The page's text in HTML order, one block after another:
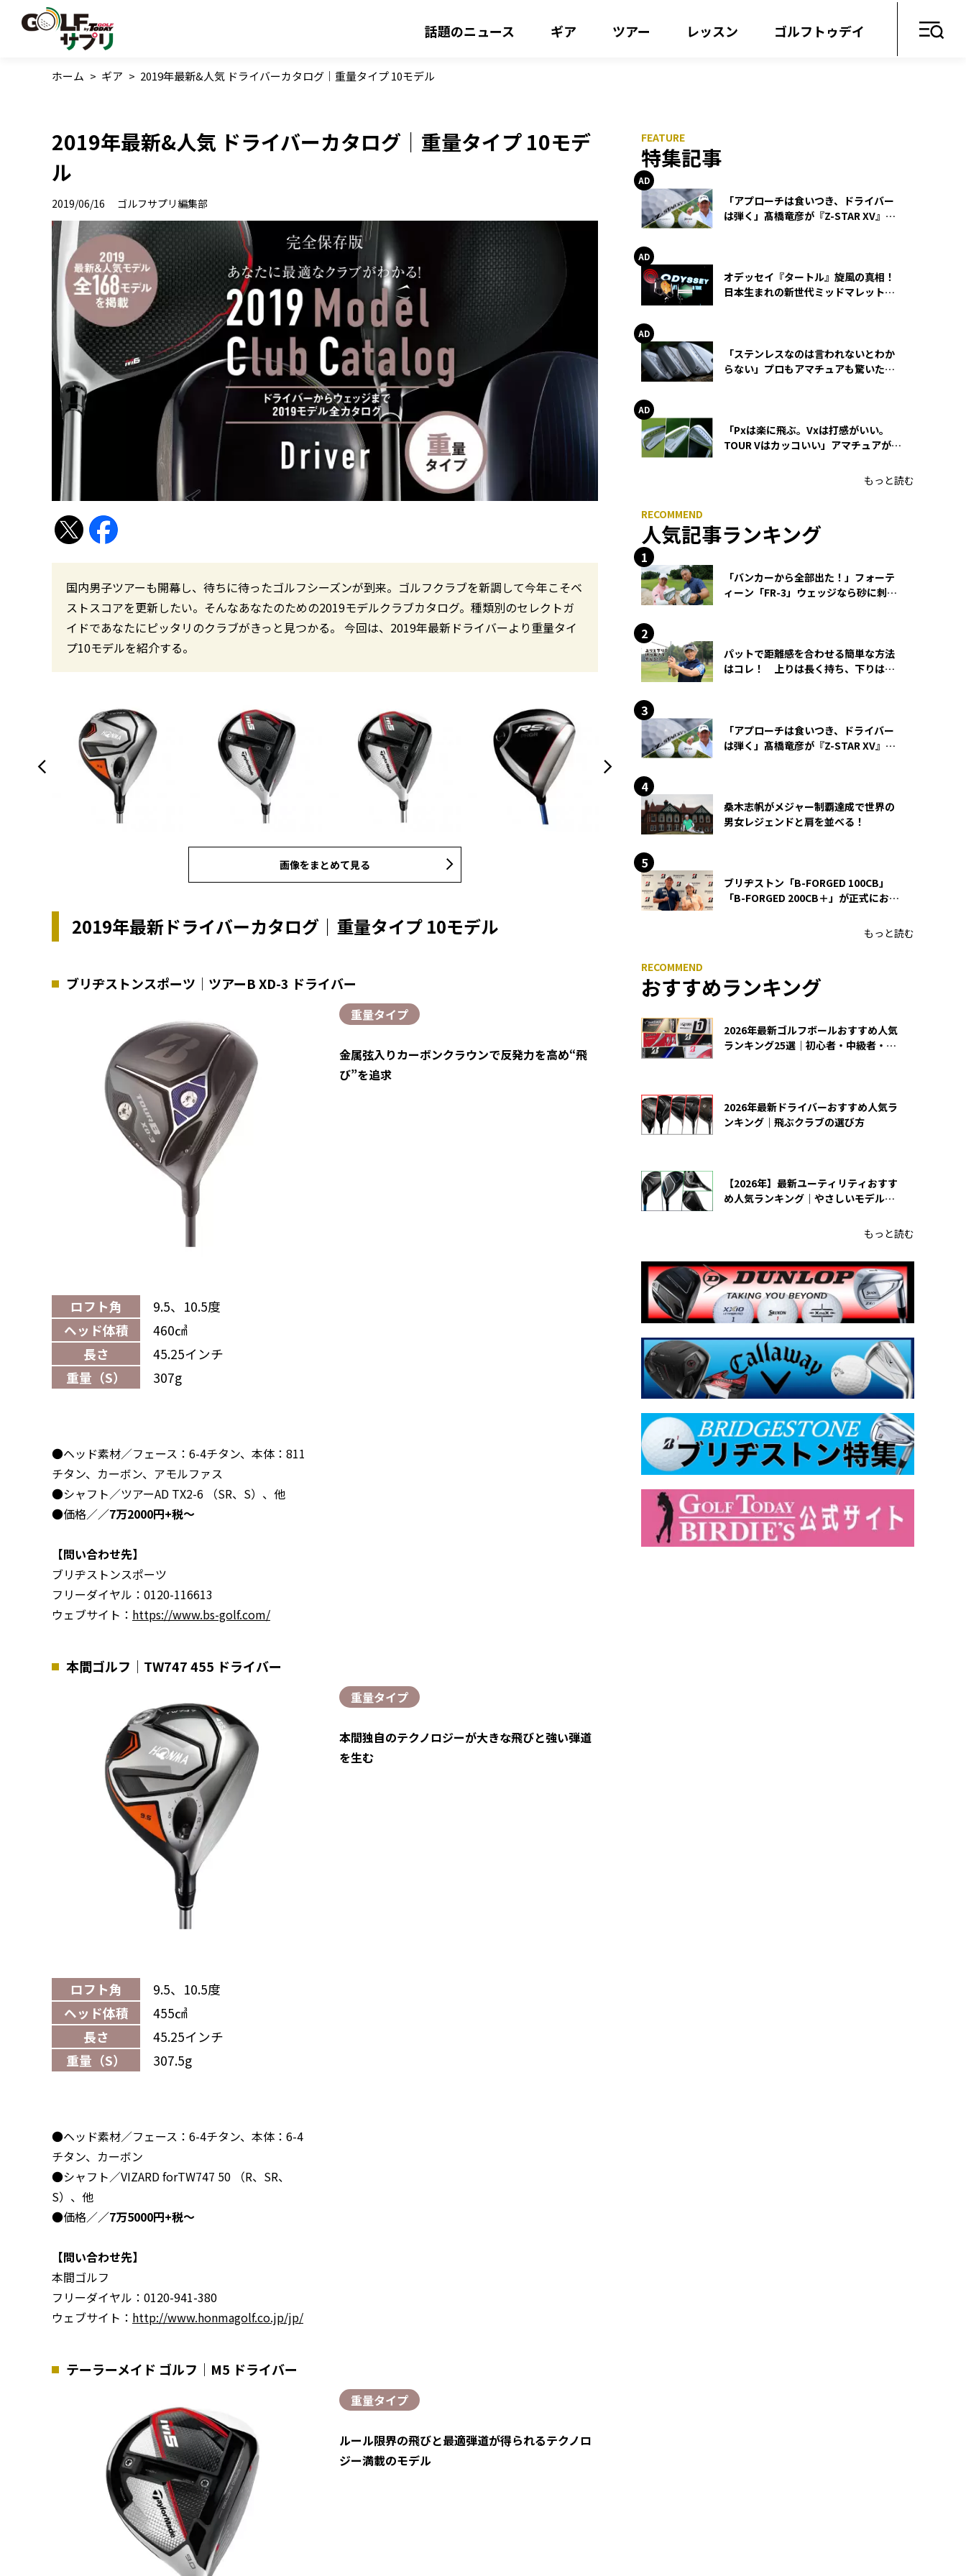
話題のニュース ギア ツアー レッスン ゴルフトゥデイ
ホーム > ギア > 2019年最新&人気 ドライバーカタログ｜重量タイプ 10モデル
2019年最新&人気 ドライバーカタログ｜重量タイプ 10モデ
ル
2019/06/16 ゴルフサプリ編集部
国内男子ツアーも開幕し、待ちに待ったゴルフシーズンが到来。ゴルフクラブを新調して今年こそベ
ストスコアを更新したい。そんなあなたのための2019モデルクラブカタログ。種類別のセレクトガ
イドであなたにピッタリのクラブがきっと見つかる。 今回は、2019年最新ドライバーより重量タイ
プ10モデルを紹介する。
画像をまとめて見る
2019年最新ドライバーカタログ｜重量タイプ 10モデル
ブリヂストンスポーツ｜ツアーB XD-3 ドライバー
重量タイプ
金属弦入りカーボンクラウンで反発力を高め“飛
び”を追求
ロフト角
9.5、10.5度
ヘッド体積
460㎤
長さ
45.25インチ
重量（S）
307g
●ヘッド素材／フェース：6-4チタン、本体：811
チタン、カーボン、アモルファス
●シャフト／ツアーAD TX2-6 （SR、S）、他
●価格／／7万2000円+税～
【問い合わせ先】
ブリヂストンスポーツ
フリーダイヤル：0120-116613
ウェブサイト： https://www.bs-golf.com/
本間ゴルフ｜TW747 455 ドライバー
重量タイプ
本間独自のテクノロジーが大きな飛びと強い弾道
を生む
ロフト角
9.5、10.5度
ヘッド体積
455㎤
長さ
45.25インチ
重量（S）
307.5g
●ヘッド素材／フェース：6-4チタン、本体：6-4
チタン、カーボン
●シャフト／VIZARD forTW747 50 （R、SR、
S）、他
●価格／／7万5000円+税～
【問い合わせ先】
本間ゴルフ
フリーダイヤル：0120-941-380
ウェブサイト： http://www.honmagolf.co.jp/jp/
テーラーメイド ゴルフ｜M5 ドライバー
重量タイプ
ルール限界の飛びと最適弾道が得られるテクノロ
ジー満載のモデル
特集記事
「アプローチは食いつき、ドライバー
は弾く」髙橋竜彦が『Z-STAR XV』を
オデッセイ『タートル』旋風の真相！
日本生まれの新世代ミッドマレットが
「ステンレスなのは言われないとわか
らない」プロもアマチュアも驚いた
「Pxは楽に飛ぶ。Vxは打感がいい。
TOUR Vはカッコいい」アマチュアが選
もっと読む
人気記事ランキング
「バンカーから全部出た！」フォーテ
ィーン「FR-3」ウェッジなら砂に刺さ
パットで距離感を合わせる簡単な方法
はコレ！ 上りは長く持ち、下りは短
「アプローチは食いつき、ドライバー
は弾く」髙橋竜彦が『Z-STAR XV』を
桑木志帆がメジャー制覇達成で世界の
男女レジェンドと肩を並べる！
ブリヂストン「B-FORGED 100CB」
「B-FORGED 200CB＋」が正式にお披
もっと読む
おすすめランキング
2026年最新ゴルフボールおすすめ人気
ランキング25選｜初心者・中級者・上
2026年最新ドライバーおすすめ人気ラ
ンキング｜飛ぶクラブの選び方
【2026年】最新ユーティリティおすす
め人気ランキング｜やさしいモデルの
もっと読む